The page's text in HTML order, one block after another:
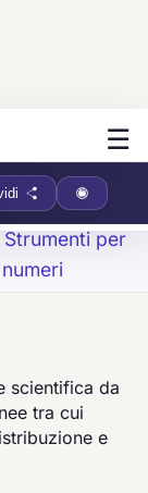
☰
Strumenti per
scientifica da
tra cui
e